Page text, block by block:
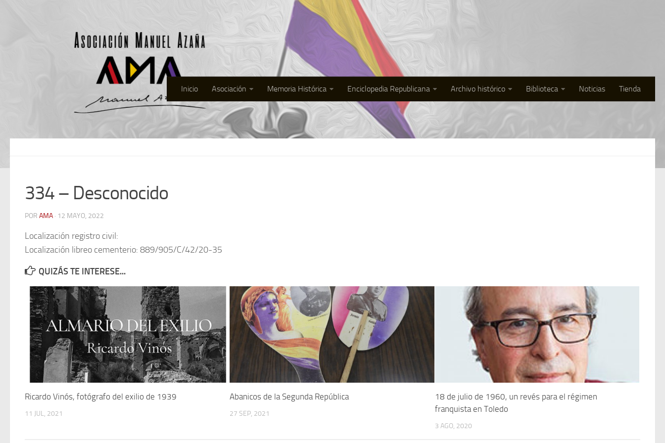
Inicio Asociación Memoria Histórica Enciclopedia Republicana Archivo histórico Biblioteca Noticias Tienda
334 – Desconocido
POR AMA · 12 MAYO, 2022
Localización registro civil:
Localización libreo cementerio: 889/905/C/42/20-35
QUIZÁS TE INTERESE...
Ricardo Vinós, fotógrafo del exilio de 1939
11 JUL, 2021
Abanicos de la Segunda República
27 SEP, 2021
18 de julio de 1960, un revés para el régimen
franquista en Toledo
3 AGO, 2020